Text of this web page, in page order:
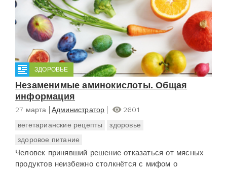
ЗДОРОВЬЕ
Незаменимые аминокислоты. Общая
информация
27 марта Администратор
2601
вегетарианские рецепты
здоровье
здоровое питание
Человек принявший решение отказаться от мясных
продуктов неизбежно столкнётся с мифом о